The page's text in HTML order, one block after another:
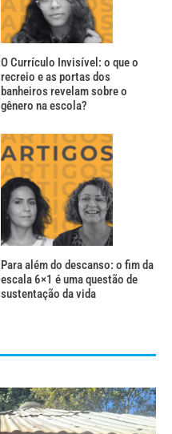
O Currículo Invisível: o que o
recreio e as portas dos
banheiros revelam sobre o
gênero na escola?
Para além do descanso: o fim da
escala 6×1 é uma questão de
sustentação da vida